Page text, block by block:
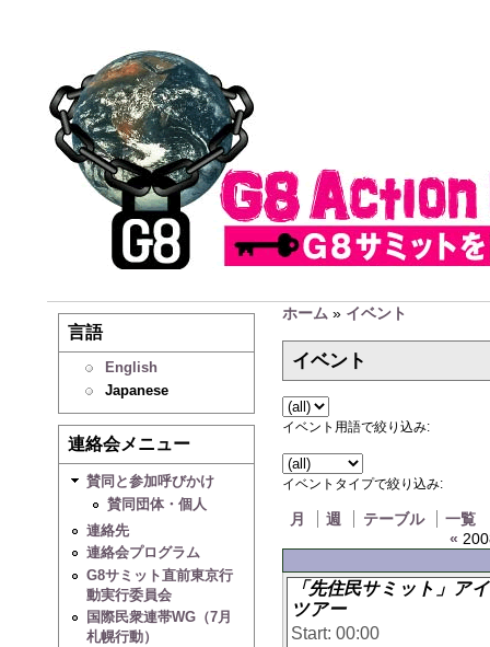
言語
English
Japanese
連絡会メニュー
賛同と参加呼びかけ
賛同団体・個人
連絡先
連絡会プログラム
G8サミット直前東京行
動実行委員会
国際民衆連帯WG（7月
札幌行動）
ホーム » イベント
イベント
イベント用語で絞り込み:
イベントタイプで絞り込み:
月 週 テーブル
一覧
«
「先住民サミット」ア
ツアー
Start: 00:00